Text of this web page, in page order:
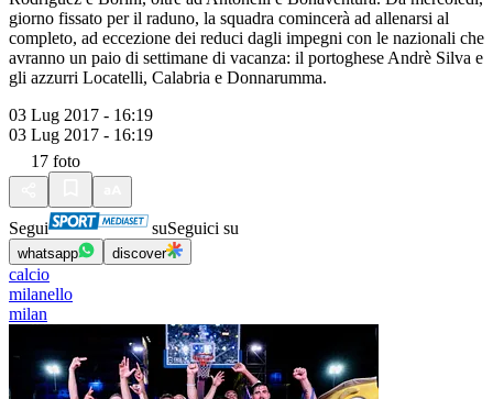
giorno fissato per il raduno, la squadra comincerà ad allenarsi al
completo, ad eccezione dei reduci dagli impegni con le nazionali che
avranno un paio di settimane di vacanza: il portoghese Andrè Silva e
gli azzurri Locatelli, Calabria e Donnarumma.
03 Lug 2017 - 16:19
03 Lug 2017 - 16:19
17 foto
Segui suSeguici su
whatsapp discover
calcio
milanello
milan